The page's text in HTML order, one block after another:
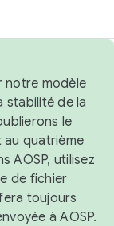
notre modèle
stabilité de la
le
au quatrième
AOSP, utilisez
de fichier
toujours
à AOSP.